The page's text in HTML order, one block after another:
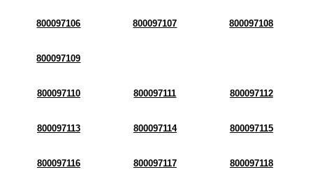
800097106 800097107 800097108
800097109
800097110 800097111 800097112
800097113 800097114 800097115
800097116 800097117 800097118